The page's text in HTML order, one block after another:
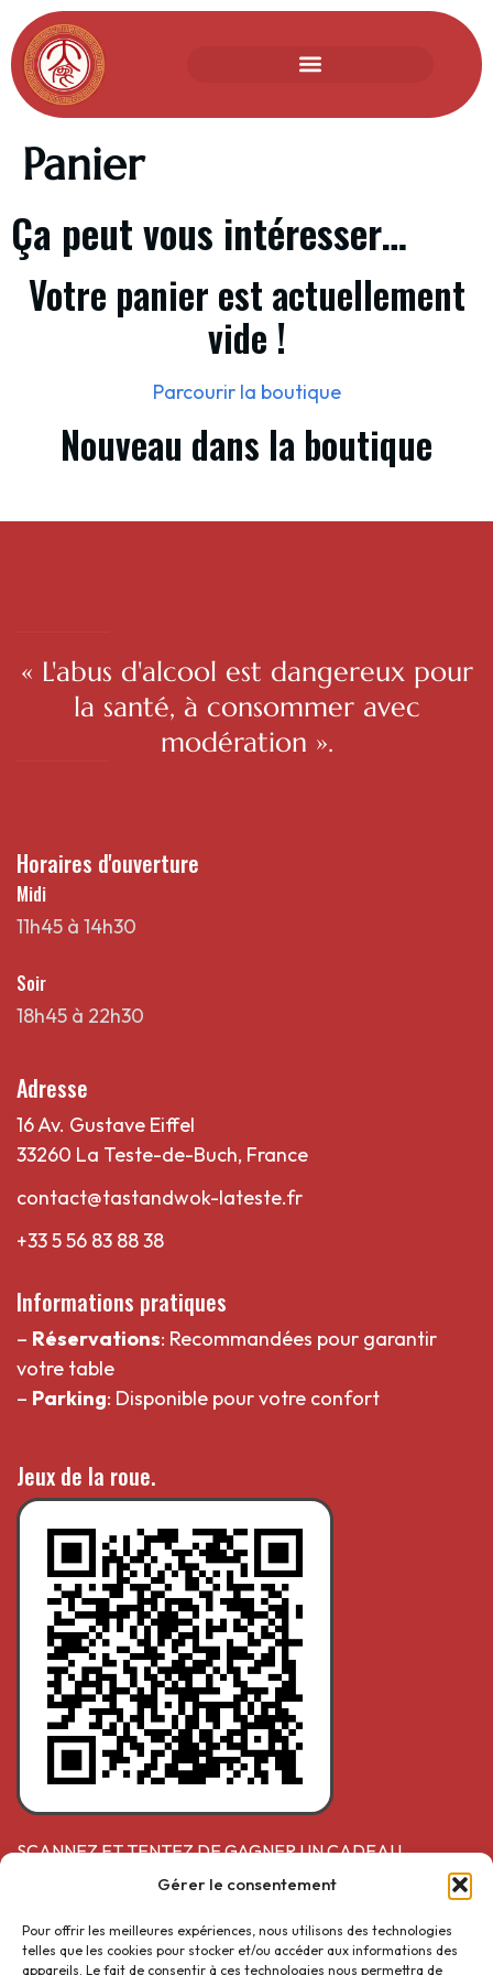
Gérer le consentement
Pour offrir les meilleures expériences, nous utilisons des technologies
telles que les cookies pour stocker et/ou accéder aux informations des
appareils. Le fait de consentir à ces technologies nous permettra de
Panier
Ça peut vous intéresser…
Votre panier est actuellement
vide !
Parcourir la boutique
Nouveau dans la boutique
« L'abus d'alcool est dangereux pour
la santé, à consommer avec
modération ».
Horaires d'ouverture
Midi
11h45 à 14h30
Soir
18h45 à 22h30
Adresse
16 Av. Gustave Eiffel
33260 La Teste-de-Buch, France
contact@tastandwok-lateste.fr
+33 5 56 83 88 38
Informations pratiques
– Réservations: Recommandées pour garantir
votre table
– Parking: Disponible pour votre confort
Jeux de la roue.
SCANNEZ ET TENTEZ DE GAGNER UN CADEAU
Suivez-nous